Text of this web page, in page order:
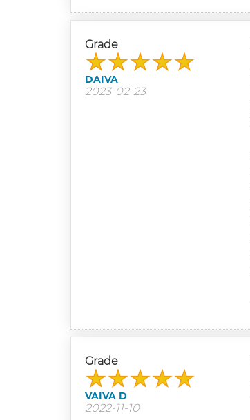
Grade
DAIVA
2023-02-23
Grade
VAIVA D
2022-11-10